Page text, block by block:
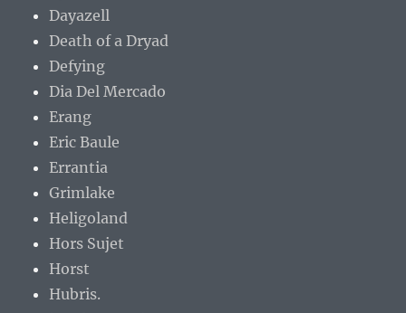
Dayazell
Death of a Dryad
Defying
Dia Del Mercado
Erang
Eric Baule
Errantia
Grimlake
Heligoland
Hors Sujet
Horst
Hubris.